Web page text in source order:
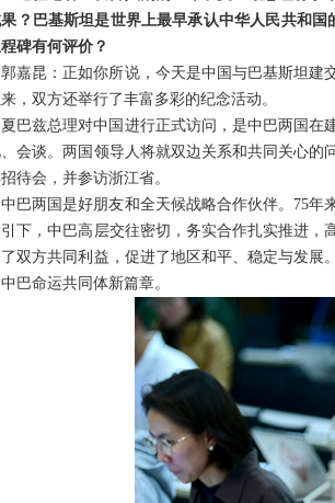
？巴基斯坦是世界上最早承认中华人民共和
碑有何评价？
郭嘉昆：正如你所说，今天是中国与巴基斯坦建
，双方还举行了丰富多彩的纪念活动。
夏巴兹总理对中国进行正式访问，是中巴两国在
会谈。两国领导人将就双边关系和共同关心的
待会，并参访浙江省。
中巴两国是好朋友和全天候战略合作伙伴。75
下，中巴高层交往密切，务实合作扎实推进
双方共同利益，促进了地区和平、稳定与发
巴命运共同体新篇章。